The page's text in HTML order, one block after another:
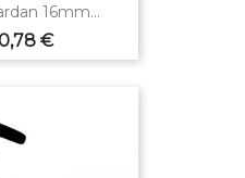
16mm...
€